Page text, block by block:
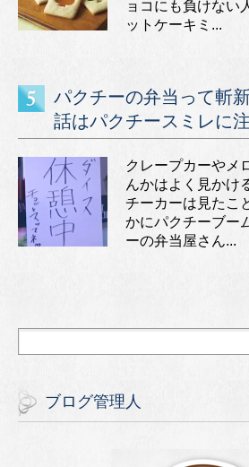
ョコにも負けない
ットケーキミ...
パクチーの弁当って斬
話はパクチースミレに
クレープカーやメ
んかはよく見かけ
チーカーは見たこ
かにパクチーブー
ーの弁当屋さん...
ブログ管理人